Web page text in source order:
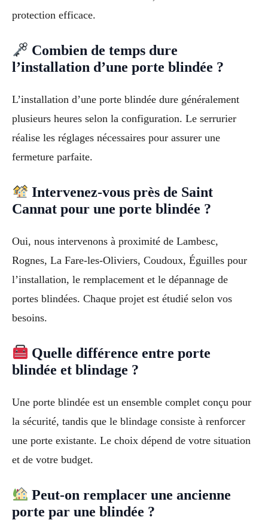
protection efficace.
Combien de temps dure
l’installation d’une porte blindée ?
L’installation d’une porte blindée dure généralement
plusieurs heures selon la configuration. Le serrurier
réalise les réglages nécessaires pour assurer une
fermeture parfaite.
Intervenez-vous près de Saint
Cannat pour une porte blindée ?
Oui, nous intervenons à proximité de Lambesc,
Rognes, La Fare-les-Oliviers, Coudoux, Éguilles pour
l’installation, le remplacement et le dépannage de
portes blindées. Chaque projet est étudié selon vos
besoins.
Quelle différence entre porte
blindée et blindage ?
Une porte blindée est un ensemble complet conçu pour
la sécurité, tandis que le blindage consiste à renforcer
une porte existante. Le choix dépend de votre situation
et de votre budget.
Peut-on remplacer une ancienne
porte par une blindée ?